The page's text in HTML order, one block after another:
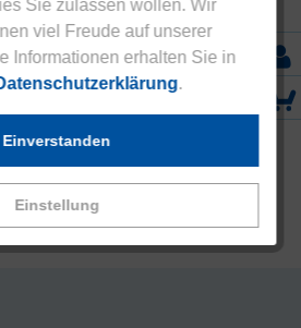
Sie zulassen wollen. Wir
viel Freude auf unserer
Informationen erhalten Sie in
.
Einstellung
Einverstanden